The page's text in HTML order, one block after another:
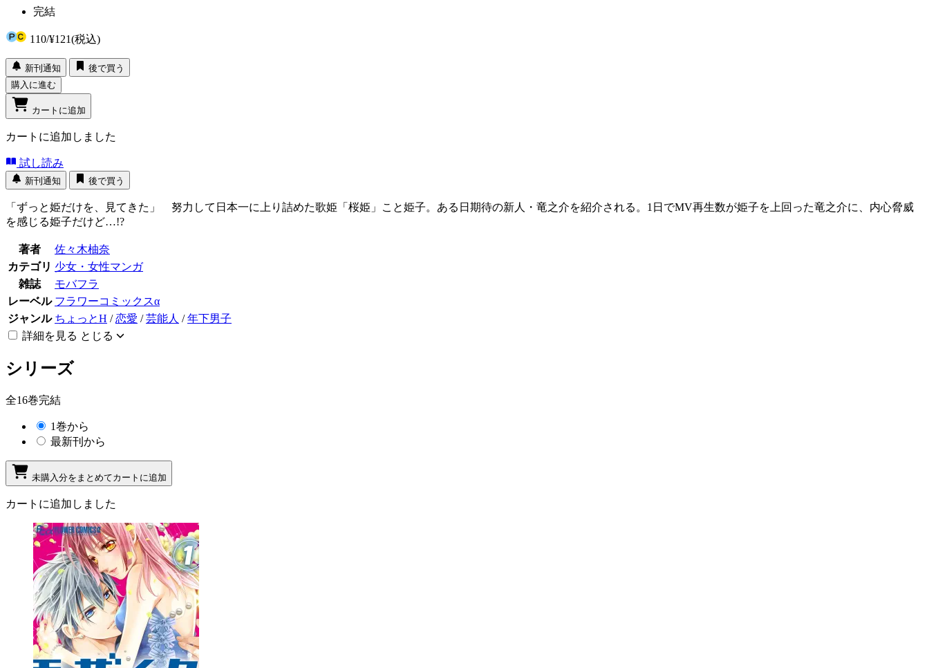
完結
110/¥121(税込)
新刊通知
後で買う
購入に進む
カートに追加
カートに追加しました
試し読み
新刊通知 後で買う
「ずっと姫だけを、見てきた」 努力して日本一に上り詰めた歌姫「桜姫」こと姫子。ある日期待の新人・竜之介を紹介される。1日でMV再生数が姫子を上回った竜之介に、内心脅威
を感じる姫子だけど…!?
著者
佐々木柚奈
カテゴリ 少女・女性マンガ
雑誌
モバフラ
レーベル フラワーコミックスα
ジャンル ちょっとH /恋愛 /芸能人 /年下男子
詳細を見る とじる
シリーズ
全16巻完結
1巻から
最新刊から
未購入分をまとめてカートに追加
カートに追加しました